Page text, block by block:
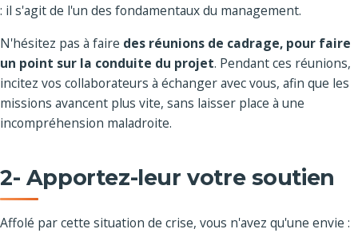
: il s'agit de l'un des fondamentaux du management.
N'hésitez pas à faire des réunions de cadrage, pour faire
un point sur la conduite du projet. Pendant ces réunions,
incitez vos collaborateurs à échanger avec vous, afin que les
missions avancent plus vite, sans laisser place à une
incompréhension maladroite.
2- Apportez-leur votre soutien
Affolé par cette situation de crise, vous n'avez qu'une envie :